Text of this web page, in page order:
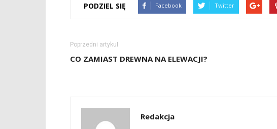
PODZIEL SIĘ Facebook Twitter
Poprzedni artykuł
CO ZAMIAST DREWNA NA ELEWACJI?
Redakcja